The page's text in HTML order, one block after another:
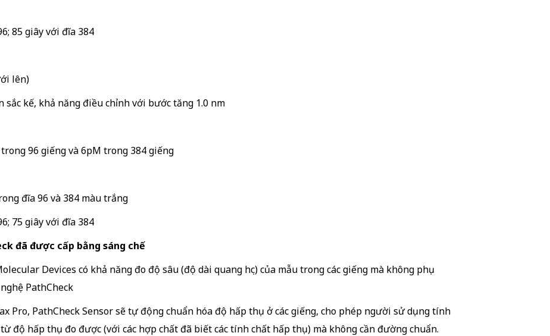
85 giây với đĩa 384
lên)
sắc kế, khả năng điều chỉnh với bước tăng 1.0 nm
96 giếng và 6pM trong 384 giếng
đĩa 96 và 384 màu trắng
75 giây với đĩa 384
đã được cấp bằng sáng chế
Devices có khả năng đo độ sâu (độ dài quang học) của mẫu trong các giếng mà không phụ
PathCheck
Pro, PathCheck Sensor sẽ tự động chuẩn hóa độ hấp thụ ở các giếng, cho phép người sử dụng tính
độ hấp thụ đo được (với các hợp chất đã biết các tính chất hấp thụ) mà không cần đường chuẩn.